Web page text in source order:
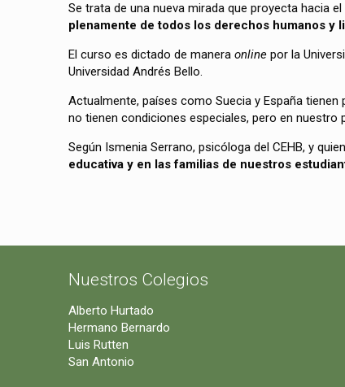
Se trata de una nueva mirada que proyecta hacia
plenamente de todos los derechos humanos y
El curso es dictado de manera online por la
Universidad Andrés Bello.
Actualmente, países como Suecia y España
no tienen condiciones especiales, pero en nuestro
Según Ismenia Serrano, psicóloga del CEHB, y
educativa y en las familias de nuestros
Nuestros Colegios
Alberto Hurtado
Hermano Bernardo
Luis Rutten
San Antonio